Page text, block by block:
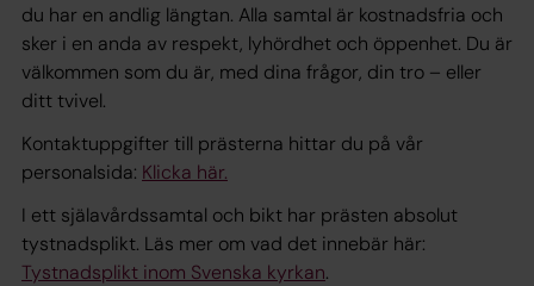
du har en andlig längtan. Alla samtal är kostnadsfria och
sker i en anda av respekt, lyhördhet och öppenhet. Du är
välkommen som du är, med dina frågor, din tro – eller
ditt tvivel.
Kontaktuppgifter till prästerna hittar du på vår
personalsida: Klicka här.
I ett själavårdssamtal och bikt har prästen absolut
tystnadsplikt. Läs mer om vad det innebär här:
Tystnadsplikt inom Svenska kyrkan.